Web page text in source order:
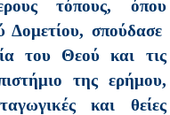
τόπους, όπου
Δομετίου, σπούδασε
του Θεού και τις
της ερήμου,
και θείες